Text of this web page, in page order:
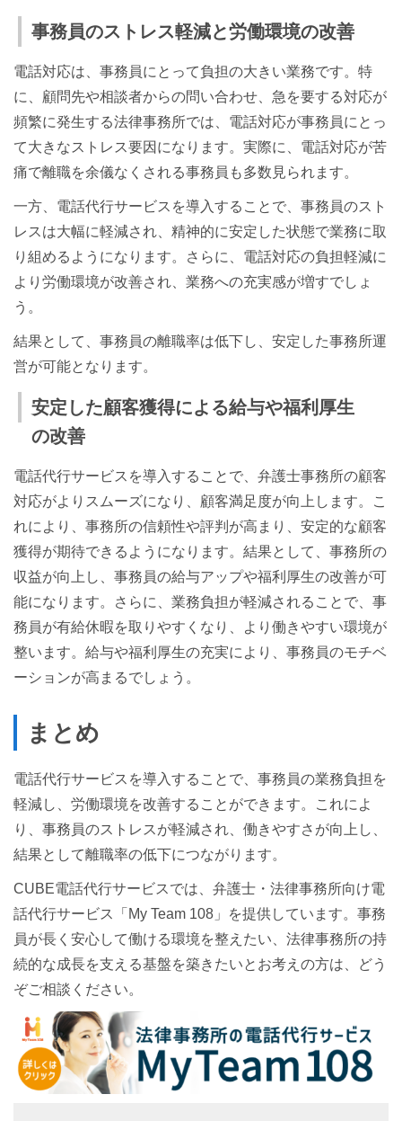
事務員のストレス軽減と労働環境の改善
電話対応は、事務員にとって負担の大きい業務です。特
に、顧問先や相談者からの問い合わせ、急を要する対応が
頻繁に発生する法律事務所では、電話対応が事務員にとっ
て大きなストレス要因になります。実際に、電話対応が苦
痛で離職を余儀なくされる事務員も多数見られます。
一方、電話代行サービスを導入することで、事務員のスト
レスは大幅に軽減され、精神的に安定した状態で業務に取
り組めるようになります。さらに、電話対応の負担軽減に
より労働環境が改善され、業務への充実感が増すでしょ
う。
結果として、事務員の離職率は低下し、安定した事務所運
営が可能となります。
安定した顧客獲得による給与や福利厚生
の改善
電話代行サービスを導入することで、弁護士事務所の顧客
対応がよりスムーズになり、顧客満足度が向上します。こ
れにより、事務所の信頼性や評判が高まり、安定的な顧客
獲得が期待できるようになります。結果として、事務所の
収益が向上し、事務員の給与アップや福利厚生の改善が可
能になります。さらに、業務負担が軽減されることで、事
務員が有給休暇を取りやすくなり、より働きやすい環境が
整います。給与や福利厚生の充実により、事務員のモチベ
ーションが高まるでしょう。
まとめ
電話代行サービスを導入することで、事務員の業務負担を
軽減し、労働環境を改善することができます。これによ
り、事務員のストレスが軽減され、働きやすさが向上し、
結果として離職率の低下につながります。
CUBE電話代行サービスでは、弁護士・法律事務所向け電
話代行サービス「My Team 108」を提供しています。事務
員が長く安心して働ける環境を整えたい、法律事務所の持
続的な成長を支える基盤を築きたいとお考えの方は、どう
ぞご相談ください。